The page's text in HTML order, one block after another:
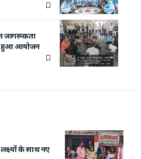
जागरूकता
हुआ आयोजन
लक्ष्यों के साथ नए